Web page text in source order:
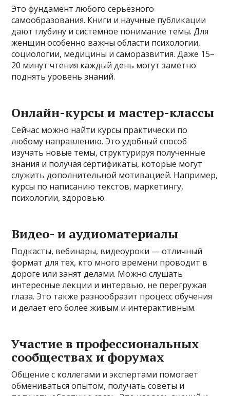
Это фундамент любого серьёзного
самообразования. Книги и научные публикации
дают глубину и системное понимание темы. Для
женщин особенно важны области психологии,
социологии, медицины и саморазвития. Даже 15–
20 минут чтения каждый день могут заметно
поднять уровень знаний.
Онлайн-курсы и мастер-классы
Сейчас можно найти курсы практически по
любому направлению. Это удобный способ
изучать новые темы, структурируя полученные
знания и получая сертификаты, которые могут
служить дополнительной мотивацией. Например,
курсы по написанию текстов, маркетингу,
психологии, здоровью.
Видео- и аудиоматериалы
Подкасты, вебинары, видеоуроки — отличный
формат для тех, кто много времени проводит в
дороге или занят делами. Можно слушать
интересные лекции и интервью, не перегружая
глаза. Это также разнообразит процесс обучения
и делает его более живым и интерактивным.
Участие в профессиональных
сообществах и форумах
Общение с коллегами и экспертами помогает
обмениваться опытом, получать советы и